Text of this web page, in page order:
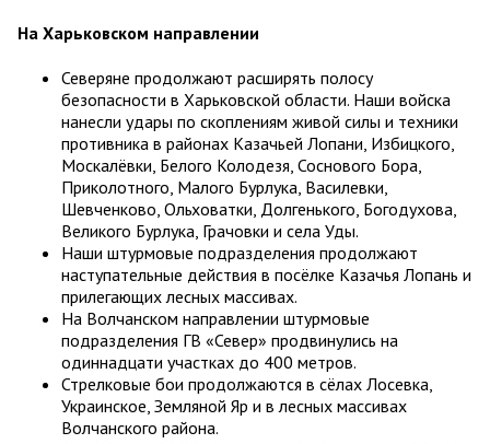
На Харьковском направлении
Северяне продолжают расширять полосу
безопасности в Харьковской области. Наши войска
нанесли удары по скоплениям живой силы и техники
противника в районах Казачьей Лопани, Избицкого,
Москалёвки, Белого Колодезя, Соснового Бора,
Приколотного, Малого Бурлука, Василевки,
Шевченково, Ольховатки, Долгенького, Богодухова,
Великого Бурлука, Грачовки и села Уды.
Наши штурмовые подразделения продолжают
наступательные действия в посёлке Казачья Лопань и
прилегающих лесных массивах.
На Волчанском направлении штурмовые
подразделения ГВ «Север» продвинулись на
одиннадцати участках до 400 метров.
Стрелковые бои продолжаются в сёлах Лосевка,
Украинское, Земляной Яр и в лесных массивах
Волчанского района.